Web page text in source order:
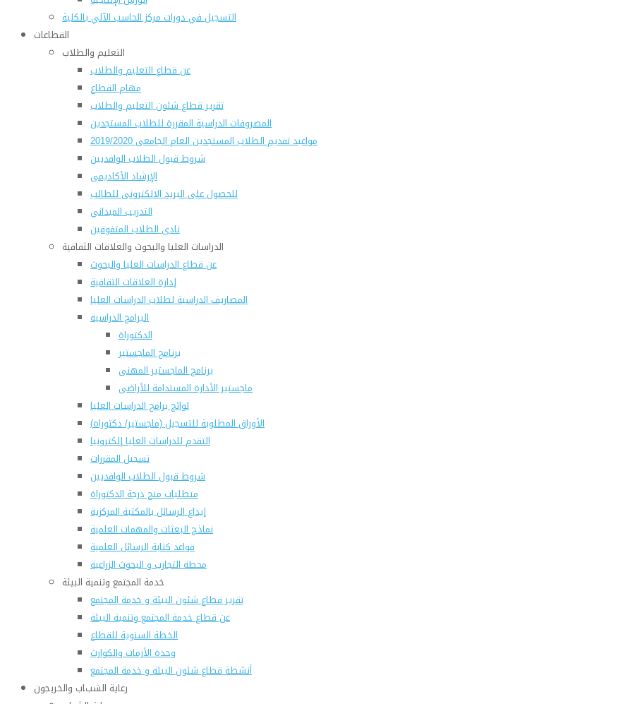
التسجيل في دورات مركز الحاسب الآلي بالكلية
القطاعات
التعليم والطلاب
عن قطاع التعليم والطلاب
مهام القطاع
تقرير قطاع شئون التعليم والطلاب
المصروفات الدراسية المقررة للطلاب المستجدين
مواعيد تقديم الطلاب المستجدين العام الجامعى 2019/2020
شروط قبول الطلاب الوافديين
الإرشاد الأكاديمى
للحصول على البريد الالكترونى للطالب
التدريب الميداني
نادى الطلاب المتفوقين
الدراسات العليا والبحوث والعلاقات الثقافية
عن قطاع الدراسات العليا والبحوث
إدارة العلاقات الثقافية
المصاريف الدراسية لطلاب الدراسات العليا
البرامج الدراسية
الدكتوراة
برنامج الماجستير
برنامج الماجستير المهنى
ماجستير الأدارة المستدامة للأراضى
لوائح برامج الدراسات العليا
(الأوراق المطلوبة للتسجيل (ماجستير/ دكتوراه
التقدم للدراسات العليا إلكترونيا
تسجيل المقررات
شروط قبول الطلاب الوافديين
متطلبات منح درجة الدكتوراة
إيداع الرسائل بالمكتبة المركزية
نماذج البعثات والمهمات العلمية
قواعد كتابة الرسائل العلمية
محطة التجارب و البحوث الزراعية
خدمة المجتمع وتنمية البيئة
تقرير قطاع شئون البيئة و خدمة المجتمع
عن قطاع خدمة المجتمع وتنمية البيئة
الخطة السنوية للقطاع
وحدة الأزمات والكوارث
أنشطة قطاع شئون البيئة و خدمة المجتمع
رعاية الشباب والخريجون